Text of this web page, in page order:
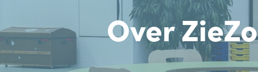
Over ZieZo